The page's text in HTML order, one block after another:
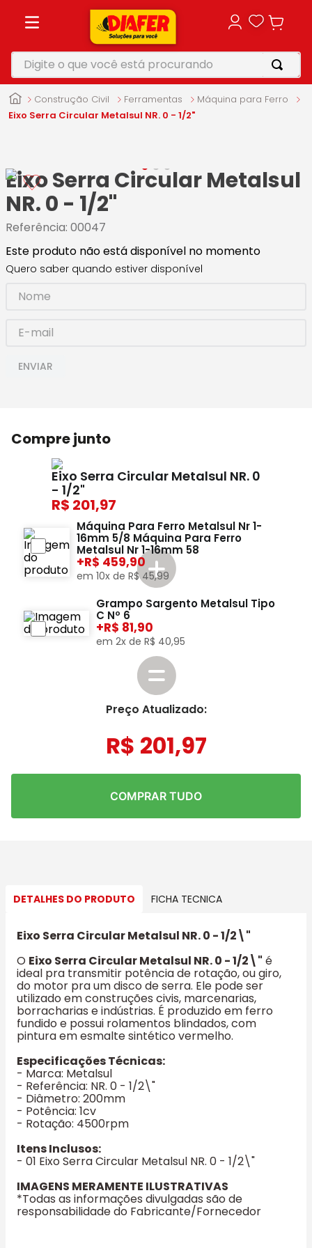
Digite o que você está procurando
Construção Civil Ferramentas
Máquina para Ferro
Eixo Serra Circular Metalsul NR. 0 - 1/2"
Eixo Serra Circular Metalsul
NR. 0 - 1/2"
Referência: 00047
Este produto não está disponível no momento
Quero saber quando estiver disponível
ENVIAR
Compre junto
Eixo Serra Circular Metalsul NR. 0
- 1/2"
201,97
Máquina Para Ferro Metalsul Nr 1-
16mm 5/8 Máquina Para Ferro
Metalsul Nr 1-16mm 58
+ 459,90
em 10x de R$ 45,99
Grampo Sargento Metalsul Tipo
C Nº 6
+ 81,90
em2x deR$ 40,95
Preço Atualizado:
R$ 201,97
COMPRAR TUDO
DETALHES DO PRODUTO FICHA TECNICA
Eixo Serra Circular Metalsul NR. 0 - 1/2\"
O Eixo Serra Circular Metalsul NR. 0 - 1/2\" é
ideal pra transmitir potência de rotação, ou giro,
do motor pra um disco de serra. Ele pode ser
utilizado em construções civis, marcenarias,
borracharias e indústrias. É produzido em ferro
fundido e possui rolamentos blindados, com
pintura em esmalte sintético vermelho.
Especificações Técnicas:
- Marca: Metalsul
- Referência: NR. 0 - 1/2\"
- Diâmetro: 200mm
- Potência: 1cv
- Rotação: 4500rpm
Itens Inclusos:
- 01 Eixo Serra Circular Metalsul NR. 0 - 1/2\"
IMAGENS MERAMENTE ILUSTRATIVAS
*Todas as informações divulgadas são de
responsabilidade do Fabricante/Fornecedor
1º
motosserra
4º
makita